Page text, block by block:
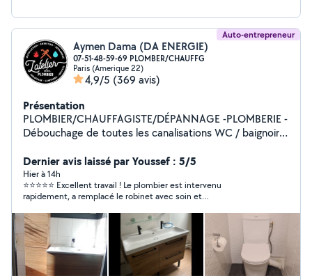
Auto-entrepreneur
Aymen Dama (DA ENERGIE)
07-51-48-59-69 PLOMBER/CHAUFFG
Paris (Amerique 22)
4,9/5 (369 avis)
Présentation
PLOMBIER/CHAUFFAGISTE/DÉPANNAGE -PLOMBERIE -
Débouchage de toutes les canalisations WC / baignoire
Installation de ballon d'eau chaude - Installation de
toute robinetterie. - WC à installer - création arrivée
d'eau machine à laver + évacuation - Installation meuble
vasque - installation de douche - débouche toutes
canalisations . Chauffage - Je fait l'installation complète
de chaudière - Effectue l'entretien de chaudière avec
délivrance d'attestation d'entretien. - Consultez
régulièrement mes photos. Je vous garantie un travail
minutieux, tout cela dans les règles de l'art.
Dernier avis laissé par Youssef : 5/5
Hier à 14h
⭐⭐⭐⭐⭐ Excellent travail ! Le plombier est intervenu
rapidement, a remplacé le robinet avec soin et
fonctionnait parfaitement avant de partir. Personne ponctuelle,
efficace et très sympathique. Je le recommande sans
hésitation.